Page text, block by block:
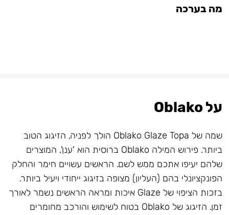
מה בערכה
על Oblako
שמה של Oblako Glaze Topa הולך לפניה, הזיגוג הטוב
ביותר. פירוש המילה Oblako ברוסית הוא 'ענן', המוצרים
שלהם יעיפו אתכם ממש לשם. הראשים עשויים חימר והחלק
הפונקציונלי בהם (העליון) מצופה בזיגוג ייחודי ויעיל ביותר.
בזכות הציפוי של Glaze איכות ומראה הראשים נשמר לאורך
זמן. הזיגוג של Oblako בטוח לשימוש והורכב מחומרים